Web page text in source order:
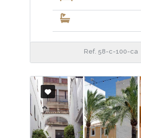
Ref. 58-c-100-ca
❮